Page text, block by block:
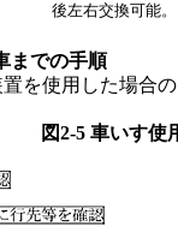
後左右交換可能。
までの手順
を使用した場合
図2-5 車いす使